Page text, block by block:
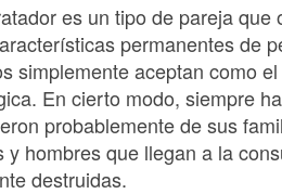
es un tipo de pareja
permanentes de
simplemente aceptan como
En cierto modo, siempre
probablemente de sus
y hombres que llegan a la
destruidas.